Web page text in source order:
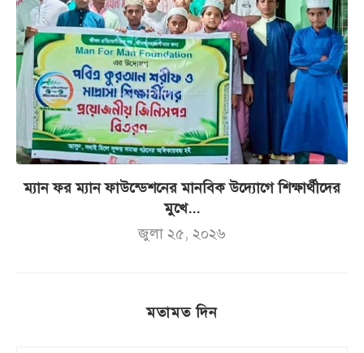
ম্যান ফর ম্যান ফাউন্ডেশনের মানবিক উদ্যোগে শিক্ষার্থীদের
মুখে...
জুলা ২৫, ২০২৬
মতামত দিন